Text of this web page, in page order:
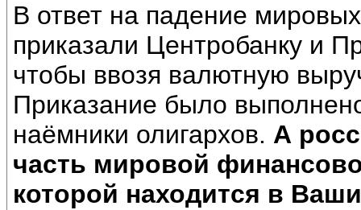
В ответ на падение
приказали Центробанку и
чтобы ввозя валютную
Приказание было
наёмники олигархов. А
часть мировой
которой находится в